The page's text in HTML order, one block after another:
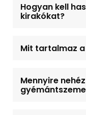
Hogyan kell
kirakókat?
Mit tartalmaz
Mennyire